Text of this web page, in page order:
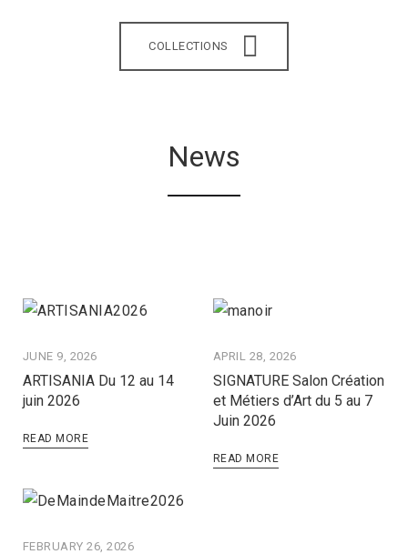
COLLECTIONS
News
JUNE 9, 2026
ARTISANIA Du 12 au 14
juin 2026
READ MORE
APRIL 28, 2026
SIGNATURE Salon Création
et Métiers d’Art du 5 au 7
Juin 2026
READ MORE
FEBRUARY 26, 2026